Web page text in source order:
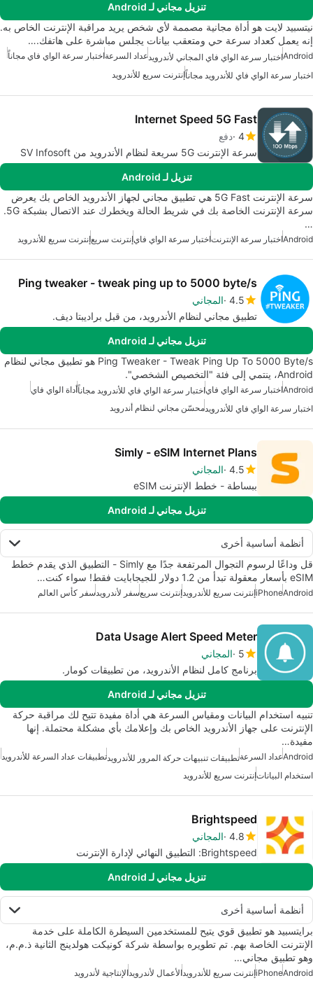
تنزيل مجاني لـ Android
نيتسبيد لايت هو أداة مجانية مصممة لأي شخص يريد مراقبة الإنترنت الخاص به.
إنه يعمل كعداد سرعة حي ومتعقب بيانات يجلس مباشرة على هاتفك.…
Androidاختبار سرعة الواي فاي المجاني لأندرويدعداد السرعةاختبار سرعة الواي فاي مجاناً
اختبار سرعة الواي فاي للأندرويد مجاناًإنترنت سريع للأندرويد
Internet Speed 5G Fast
4 دفع
سرعة الإنترنت 5G سريعة لنظام الأندرويد من SV Infosoft
تنزيل لـ Android
سرعة الإنترنت 5G Fast هي تطبيق مجاني لجهاز الأندرويد الخاص بك يعرض
سرعة الإنترنت الخاصة بك في شريط الحالة ويخطرك عند الاتصال بشبكة 5G.
…
Androidاختبار سرعة الإنترنتاختبار سرعة الواي فايإنترنت سريعإنترنت سريع للأندرويد
Ping tweaker - tweak ping up to 5000 byte/s
4.5 المجاني
تطبيق مجاني لنظام الأندرويد، من قبل براديبتا ديف.
تنزيل مجاني لـ Android
Ping Tweaker - Tweak Ping Up To 5000 Byte/s هو تطبيق مجاني لنظام
Android، ينتمي إلى فئة "التخصيص الشخصي".
Androidاختبار سرعة الواي فاياختبار سرعة الواي فاي للأندرويد مجاناًأداة الواي فاي
اختبار سرعة الواي فاي للأندرويدمحسّن مجاني لنظام أندرويد
Simly - eSIM Internet Plans
4.5 المجاني
ببساطة - خطط الإنترنت eSIM
تنزيل مجاني لـ Android
أنظمة أساسية أخرى
قل وداعًا لرسوم التجوال المرتفعة جدًا مع Simly - التطبيق الذي يقدم خطط
eSIM بأسعار معقولة تبدأ من 1.2 دولار للجيجابايت فقط! سواء كنت…
Android
iPhoneإنترنت سريع للأندرويدإنترنت سريعسفر لأندرويدسفر كأس العالم
Data Usage Alert Speed Meter
5 المجاني
برنامج كامل لنظام الأندرويد، من تطبيقات كومار.
تنزيل مجاني لـ Android
تنبيه استخدام البيانات ومقياس السرعة هي أداة مفيدة تتيح لك مراقبة حركة
الإنترنت على جهاز الأندرويد الخاص بك وإعلامك بأي مشكلة محتملة. إنها
مفيدة…
Androidعداد السرعةتطبيقات تنبيهات حركة المرور للأندرويدتطبيقات عداد السرعة للأندرويد
استخدام البياناتإنترنت سريع للأندرويد
Brightspeed
4.8 المجاني
Brightspeed: التطبيق النهائي لإدارة الإنترنت
تنزيل مجاني لـ Android
أنظمة أساسية أخرى
برايتسبيد هو تطبيق قوي يتيح للمستخدمين السيطرة الكاملة على خدمة
الإنترنت الخاصة بهم. تم تطويره بواسطة شركة كونيكت هولدينج الثانية ذ.م.م،
وهو تطبيق مجاني…
Android
iPhoneإنترنت سريع للأندرويدالأعمال لأندرويدالإنتاجية لأندرويد